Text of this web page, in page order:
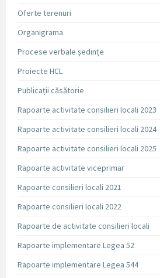
Oferte terenuri
Organigrama
Procese verbale ședințe
Proiecte HCL
Publicații căsătorie
Rapoarte activitate consilieri locali 2023
Rapoarte activitate consilieri locali 2024
Rapoarte activitate consilieri locali 2025
Rapoarte activitate viceprimar
Rapoarte consilieri locali 2021
Rapoarte consilieri locali 2022
Rapoarte de activitate consilieri locali
Rapoarte implementare Legea 52
Rapoarte implementare Legea 544